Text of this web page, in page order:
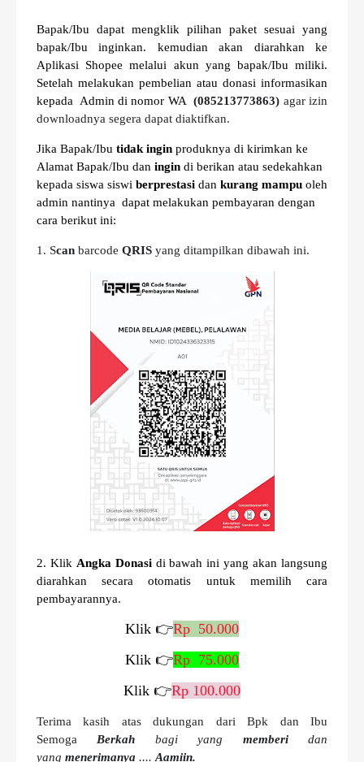
Bapak/Ibu dapat mengklik pilihan paket sesuai yang
bapak/Ibu inginkan. kemudian akan diarahkan ke
Aplikasi Shopee melalui akun yang bapak/Ibu miliki.
Setelah melakukan pembelian atau donasi informasikan
kepada Admin di nomor WA (085213773863) agar izin
downloadnya segera dapat diaktifkan.
Jika Bapak/Ibu tidak ingin produknya di kirimkan ke
Alamat Bapak/Ibu dan ingin di berikan atau sedekahkan
kepada siswa siswi berprestasi dan kurang mampu oleh
admin nantinya dapat melakukan pembayaran dengan
cara berikut ini:
1. Scan barcode QRIS yang ditampilkan dibawah ini.
2. Klik Angka Donasidi bawah ini yang akan langsung
diarahkan secara otomatis untuk memilih cara
pembayarannya.
Klik 👉Rp 50.000
Klik 👉Rp 75.000
Klik 👉Rp 100.000
Terima kasih atas dukungan dari Bpk dan Ibu
Semoga Berkah bagi yang memberidan
yang menerimanya .... Aamiin.